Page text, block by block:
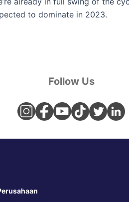
to dominate in 2023.
Follow Us